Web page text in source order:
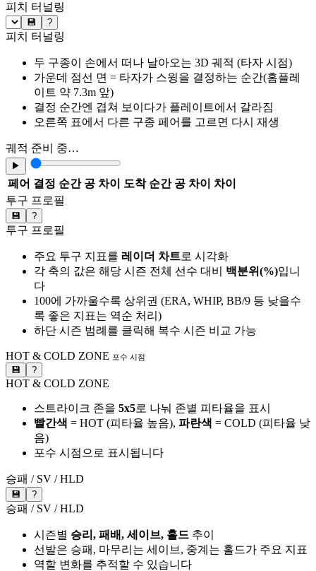
피치 터널링
💾 ?
피치 터널링
두 구종이 손에서 떠나 날아오는 3D 궤적 (타자 시점)
가운데 점선 면 = 타자가 스윙을 결정하는 순간(홈플레
이트 약 7.3m 앞)
결정 순간엔 겹쳐 보이다가 플레이트에서 갈라짐
오른쪽 표에서 다른 구종 페어를 고르면 다시 재생
궤적 준비 중…
▶
페어 결정 순간 공 차이 도착 순간 공 차이
차이
투구 프로필
💾 ?
투구 프로필
주요 투구 지표를 레이더 차트로 시각화
각 축의 값은 해당 시즌 전체 선수 대비 백분위(%)입니
다
100에 가까울수록 상위권 (ERA, WHIP, BB/9 등 낮을수
록 좋은 지표는 역순 처리)
하단 시즌 범례를 클릭해 복수 시즌 비교 가능
HOT & COLD ZONE 포수 시점
💾 ?
HOT & COLD ZONE
스트라이크 존을 5x5로 나눠 존별 피타율을 표시
빨간색 = HOT (피타율 높음), 파란색 = COLD (피타율 낮
음)
포수 시점으로 표시됩니다
승패 / SV / HLD
💾 ?
승패 / SV / HLD
시즌별 승리, 패배, 세이브, 홀드 추이
선발은 승패, 마무리는 세이브, 중계는 홀드가 주요 지표
역할 변화를 추적할 수 있습니다